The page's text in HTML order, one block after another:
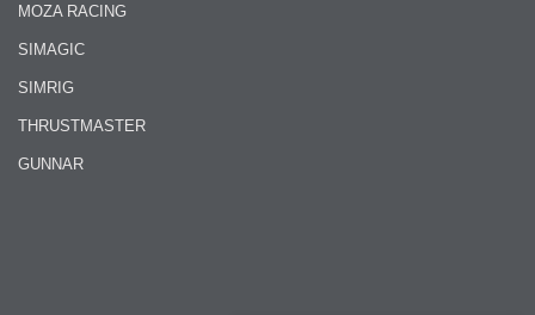
MOZA RACING
SIMAGIC
SIMRIG
THRUSTMASTER
GUNNAR